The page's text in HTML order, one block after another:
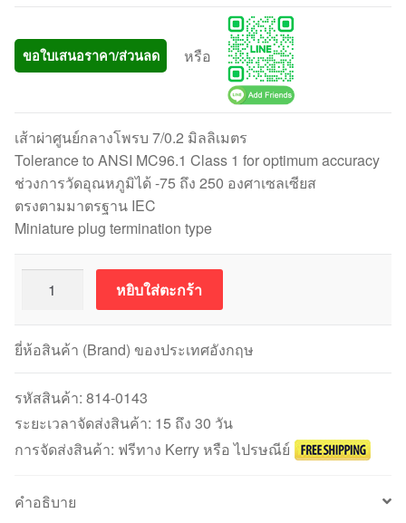
ขอใบเสนอราคา/ส่วนลด หรือ
เส้าผ่าศูนย์กลางโพรบ 7/0.2 มิลลิเมตร
Tolerance to ANSI MC96.1 Class 1 for optimum accuracy
ช่วงการวัดอุณหภูมิได้ -75 ถึง 250 องศาเซลเซียส
ตรงตามมาตรฐาน IEC
Miniature plug termination type
อร์
โม
คัปเปิล
7/0.2mm
Diameter
ANSI
Type
สาย
หยิบใส่ตะกร้า
ยี่ห้อสินค้า (Brand) ของประเทศอังกฤษ
รหัสสินค้า: 814-0143
ระยะเวลาจัดส่งสินค้า: 15 ถึง 30 วัน
การจัดส่งสินค้า: ฟรีทาง Kerry หรือ ไปรษณีย์
คำอธิบาย